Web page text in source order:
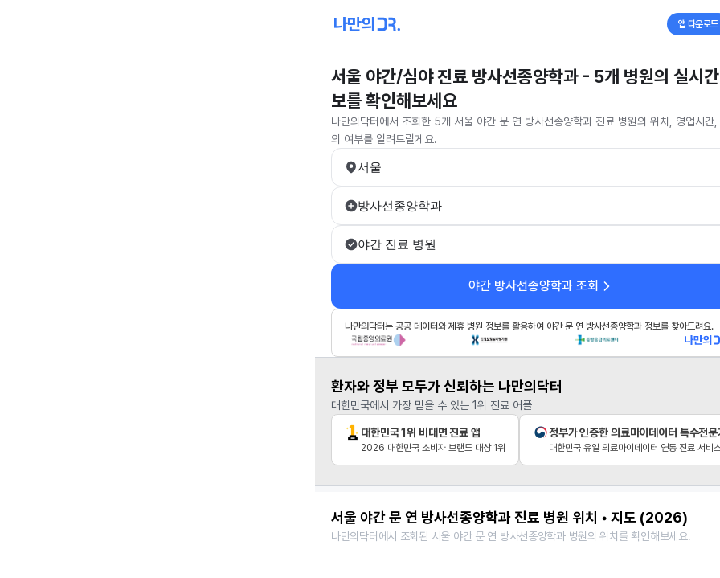
앱 다운로드
서울 야간/심야 진료 방사선종양학과 - 5개 병원의 실시
보를 확인해보세요
나만의닥터에서 조회한 5개 서울 야간 문 연 방사선종양학과 진료 병원의 위치, 영업시간,
의 여부를 알려드릴게요.
서울
방사선종양학과
야간 진료 병원
야간 방사선종양학과 조회
나만의닥터는 공공 데이터와 제휴 병원 정보를 활용하여 야간 문 연 방사선종양학과 정보를 찾아드려요.
환자와 정부 모두가 신뢰하는 나만의닥터
대한민국에서 가장 믿을 수 있는 1위 진료 어플
대한민국 1위 비대면 진료 앱
2026 대한민국 소비자 브랜드 대상 1위
정부가 인증한 의료마이데이터 특수전
대한민국 유일 의료마이데이터 연동 진료 서비
서울 야간 문 연 방사선종양학과 진료 병원 위치 • 지도 (2026)
나만의닥터에서 조회된 서울 야간 문 연 방사선종양학과 병원의 위치를 확인해보세요.